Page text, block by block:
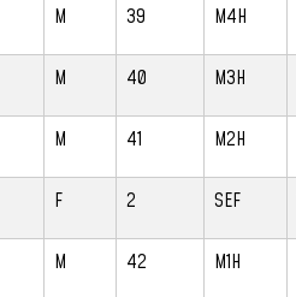
M 39 M4H
M 40 M3H
M 41 M2H
F 2 SEF
M 42 M1H